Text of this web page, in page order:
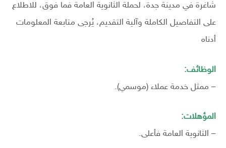
شاغرة في مدينة جدة، لحملة الثانوية العامة فما فوق، للاطلاع
على التفاصيل الكاملة وآلية التقديم، يُرجى متابعة المعلومات
أدناه
الوظائف:
– ممثل خدمة عملاء (موسمي).
المؤهلات:
– الثانوية العامة فأعلى.